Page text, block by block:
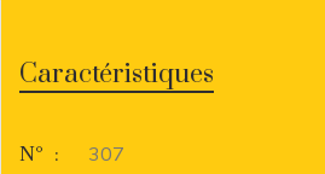
Caractéristiques
N° :
307